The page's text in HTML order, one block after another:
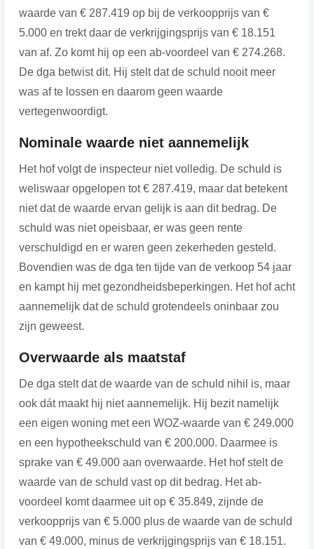
waarde van € 287.419 op bij de verkoopprijs van €
5.000 en trekt daar de verkrijgingsprijs van € 18.151
van af. Zo komt hij op een ab-voordeel van € 274.268.
De dga betwist dit. Hij stelt dat de schuld nooit meer
was af te lossen en daarom geen waarde
vertegenwoordigt.
Nominale waarde niet aannemelijk
Het hof volgt de inspecteur niet volledig. De schuld is
weliswaar opgelopen tot € 287.419, maar dat betekent
niet dat de waarde ervan gelijk is aan dit bedrag. De
schuld was niet opeisbaar, er was geen rente
verschuldigd en er waren geen zekerheden gesteld.
Bovendien was de dga ten tijde van de verkoop 54 jaar
en kampt hij met gezondheidsbeperkingen. Het hof acht
aannemelijk dat de schuld grotendeels oninbaar zou
zijn geweest.
Overwaarde als maatstaf
De dga stelt dat de waarde van de schuld nihil is, maar
ook dát maakt hij niet aannemelijk. Hij bezit namelijk
een eigen woning met een WOZ-waarde van € 249.000
en een hypotheekschuld van € 200.000. Daarmee is
sprake van € 49.000 aan overwaarde. Het hof stelt de
waarde van de schuld vast op dit bedrag. Het ab-
voordeel komt daarmee uit op € 35.849, zijnde de
verkoopprijs van € 5.000 plus de waarde van de schuld
van € 49.000, minus de verkrijgingsprijs van € 18.151.